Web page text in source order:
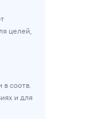
целей,
в соотв.
и для